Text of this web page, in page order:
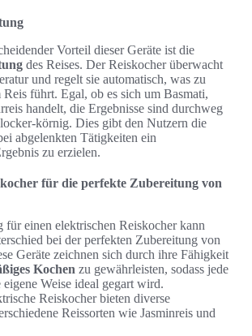
Vorteil dieser Geräte ist die
des Reises. Der Reiskocher überwacht
und regelt sie automatisch, was zu
Reis führt. Egal, ob es sich um Basmati,
handelt, die Ergebnisse sind durchweg
körnig. Dies gibt den Nutzern die
abgelenkten Tätigkeiten ein
zu erzielen.
für die perfekte Zubereitung von
für einen elektrischen Reiskocher kann
bei der perfekten Zubereitung von
Geräte zeichnen sich durch ihre Fähigkeit
Kochen zu gewährleisten, sodass jede
Weise ideal gegart wird.
Reiskocher bieten diverse
Reissorten wie Jasminreis und